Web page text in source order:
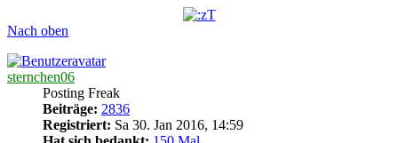
Nach oben
sternchen06
Posting Freak
Beiträge: 2836
Registriert: Sa 30. Jan 2016, 14:59